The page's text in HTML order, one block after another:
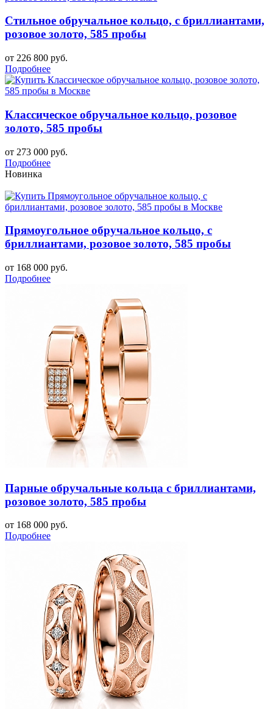
Стильное обручальное кольцо, с бриллиантами,
розовое золото, 585 пробы
от 226 800 руб.
Подробнее
Классическое обручальное кольцо, розовое
золото, 585 пробы
от 273 000 руб.
Подробнее
Новинка
Прямоугольное обручальное кольцо, с
бриллиантами, розовое золото, 585 пробы
от 168 000 руб.
Подробнее
Парные обручальные кольца с бриллиантами,
розовое золото, 585 пробы
от 168 000 руб.
Подробнее